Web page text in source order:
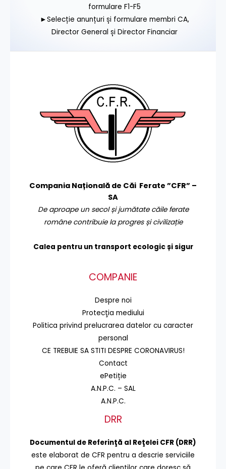
formulare F1-F5
►Selecție anunțuri și formulare membri CA,
Director General și Director Financiar
Compania Națională de Căi Ferate ”CFR” –
SA
De aproape un secol și jumătate căile ferate
române contribuie la progres și civilizație
Calea pentru un transport ecologic și sigur
COMPANIE
Despre noi
Protecţia mediului
Politica privind prelucrarea datelor cu caracter
personal
CE TREBUIE SA STITI DESPRE CORONAVIRUS!
Contact
ePetiție
A.N.P.C. – SAL
A.N.P.C.
DRR
Documentul de Referinţă al Reţelei CFR (DRR)
este elaborat de CFR pentru a descrie serviciile